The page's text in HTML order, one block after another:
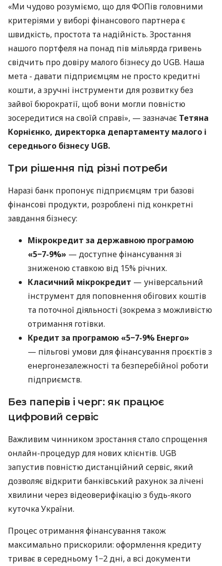
«Ми чудово розуміємо, що для ФОПів головними
критеріями у виборі фінансового партнера є
швидкість, простота та надійність. Зростання
нашого портфеля на понад пів мільярда гривень
свідчить про довіру малого бізнесу до UGB. Наша
мета - давати підприємцям не просто кредитні
кошти, а зручні інструменти для розвитку без
зайвої бюрократії, щоб вони могли повністю
зосередитися на своїй справі», — зазначає Тетяна
Корнієнко, директорка департаменту малого і
середнього бізнесу UGB.
Три рішення під різні потреби
Наразі банк пропонує підприємцям три базові
фінансові продукти, розроблені під конкретні
завдання бізнесу:
Мікрокредит за державною програмою
«5−7-9%» — доступне фінансування зі
зниженою ставкою від 15% річних.
Класичний мікрокредит — універсальний
інструмент для поповнення обігових коштів
та поточної діяльності (зокрема з можливістю
отримання готівки.
Кредит за програмою «5−7-9% Енерго»
— пільгові умови для фінансування проєктів з
енергонезалежності та безперебійної роботи
підприємств.
Без паперів і черг: як працює
цифровий сервіс
Важливим чинником зростання стало спрощення
онлайн-процедур для нових клієнтів. UGB
запустив повністю дистанційний сервіс, який
дозволяє відкрити банківський рахунок за лічені
хвилини через відеоверифікацію з будь-якого
куточка України.
Процес отримання фінансування також
максимально прискорили: оформлення кредиту
триває в середньому 1−2 дні, а всі документи